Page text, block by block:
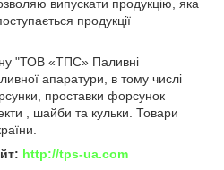
випускати продукцію, яка
продукції
"ТОВ «ТПС» Паливні
апаратури, в тому числі
проставки форсунок
, шайби та кульки. Товари
http://tps-ua.com